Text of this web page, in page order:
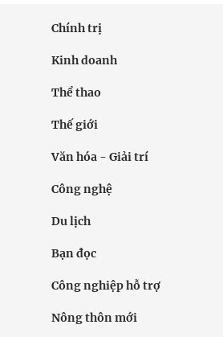
Chính trị
Kinh doanh
Thể thao
Thế giới
Văn hóa - Giải trí
Công nghệ
Du lịch
Bạn đọc
Công nghiệp hỗ trợ
Nông thôn mới